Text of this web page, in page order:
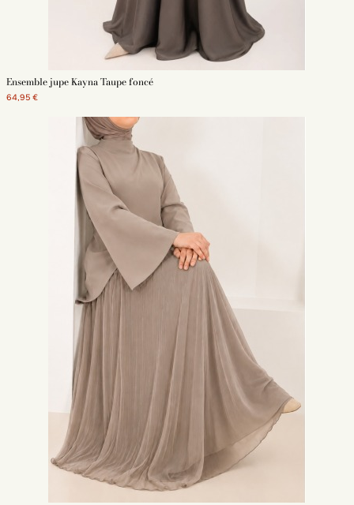
Ensemble jupe Kayna Taupe foncé
64,95 €